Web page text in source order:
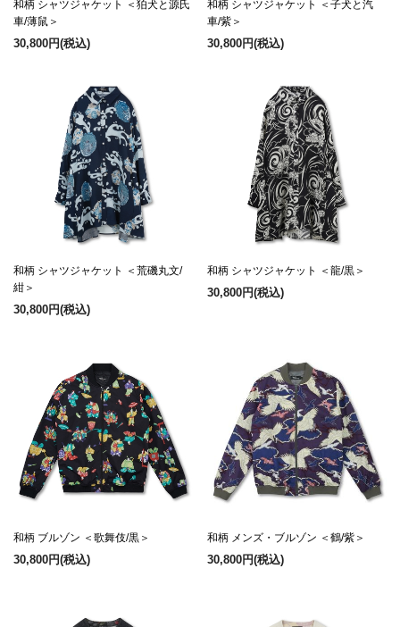
和柄 シャツジャケット ＜狛犬と源氏
車/薄鼠＞
30,800円(税込)
和柄 シャツジャケット ＜子犬と汽
車/紫＞
30,800円(税込)
和柄 シャツジャケット ＜荒磯丸文/
紺＞
30,800円(税込)
和柄 シャツジャケット ＜龍/黒＞
30,800円(税込)
和柄 ブルゾン ＜歌舞伎/黒＞
30,800円(税込)
和柄 メンズ・ブルゾン ＜鶴/紫＞
30,800円(税込)